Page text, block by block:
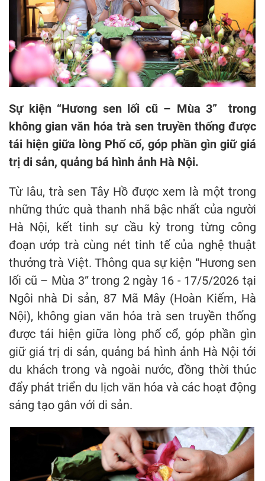
Sự kiện “Hương sen lối cũ – Mùa 3” trong
không gian văn hóa trà sen truyền thống được
tái hiện giữa lòng Phố cổ, góp phần gìn giữ giá
trị di sản, quảng bá hình ảnh Hà Nội.
Từ lâu, trà sen Tây Hồ được xem là một trong
những thức quà thanh nhã bậc nhất của người
Hà Nội, kết tinh sự cầu kỳ trong từng công
đoạn ướp trà cùng nét tinh tế của nghệ thuật
thưởng trà Việt. Thông qua sự kiện “Hương sen
lối cũ – Mùa 3” trong 2 ngày 16 - 17/5/2026 tại
Ngôi nhà Di sản, 87 Mã Mây (Hoàn Kiếm, Hà
Nội), không gian văn hóa trà sen truyền thống
được tái hiện giữa lòng phố cổ, góp phần gìn
giữ giá trị di sản, quảng bá hình ảnh Hà Nội tới
du khách trong và ngoài nước, đồng thời thúc
đẩy phát triển du lịch văn hóa và các hoạt động
sáng tạo gắn với di sản.